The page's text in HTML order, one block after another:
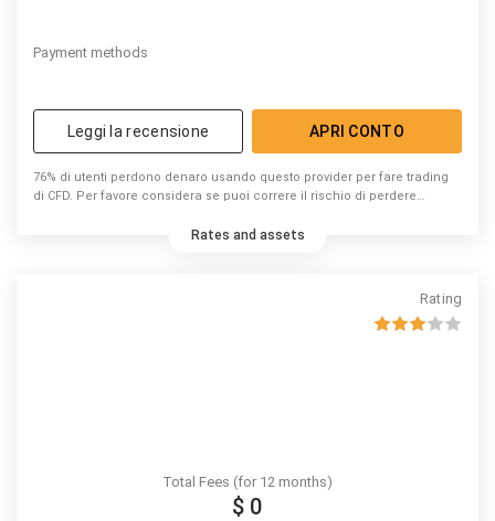
Payment methods
Leggi la recensione APRI CONTO
76% di utenti perdono denaro usando questo provider per fare trading
di CFD. Per favore considera se puoi correre il rischio di perdere
Rates and assets
Rating
Total Fees (for 12 months)
$ 0